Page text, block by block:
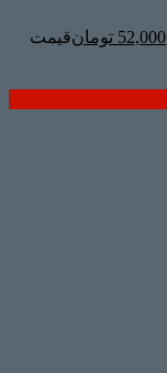
52,000 تومانقیمت